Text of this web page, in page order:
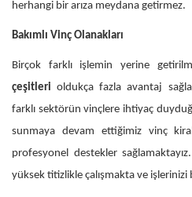
herhangi bir arıza meydana getirmez.
Bakımlı Vinç Olanakları
Birçok farklı işlemin yerine
çeşitleri oldukça fazla avantaj
farklı sektörün vinçlere ihtiyaç
sunmaya devam ettiğimiz vinç
profesyonel destekler
yüksek titizlikle çalışmakta ve